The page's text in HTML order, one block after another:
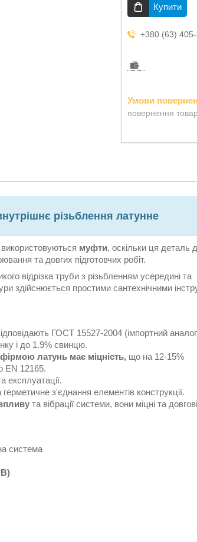
Купити
+380 (63)
повернення
різьблення латунне
муфти, оскільки ця деталь
та довгих підготовчих робіт.
відрізка труби з різьбленням усередині та
здійснюється простими сантехнічними
ГОСТ 15527-2004 (імпортний аналог
і до 1.9% свинцю.
фірмою латунь має міцність, що на 12-15%
EN 12165.
експлуатації.
з'єднання елементів конструкції.
та вібрації системи, вони міцні та
система